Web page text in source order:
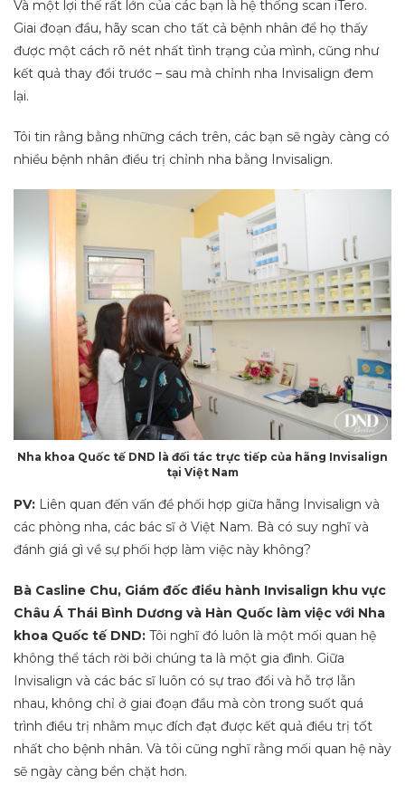
Và một lợi thế rất lớn của các bạn là hệ thống scan iTero.
Giai đoạn đầu, hãy scan cho tất cả bệnh nhân để họ thấy
được một cách rõ nét nhất tình trạng của mình, cũng như
kết quả thay đổi trước – sau mà chỉnh nha Invisalign đem
lại.
Tôi tin rằng bằng những cách trên, các bạn sẽ ngày càng có
nhiều bệnh nhân điều trị chỉnh nha bằng Invisalign.
Nha khoa Quốc tế DND là đối tác trực tiếp của hãng Invisalign
tại Việt Nam
PV: Liên quan đến vấn đề phối hợp giữa hãng Invisalign và
các phòng nha, các bác sĩ ở Việt Nam. Bà có suy nghĩ và
đánh giá gì về sự phối hợp làm việc này không?
Bà Casline Chu, Giám đốc điều hành Invisalign khu vực
Châu Á Thái Bình Dương và Hàn Quốc làm việc với Nha
khoa Quốc tế DND: Tôi nghĩ đó luôn là một mối quan hệ
không thể tách rời bởi chúng ta là một gia đình. Giữa
Invisalign và các bác sĩ luôn có sự trao đổi và hỗ trợ lẫn
nhau, không chỉ ở giai đoạn đầu mà còn trong suốt quá
trình điều trị nhằm mục đích đạt được kết quả điều trị tốt
nhất cho bệnh nhân. Và tôi cũng nghĩ rằng mối quan hệ này
sẽ ngày càng bền chặt hơn.